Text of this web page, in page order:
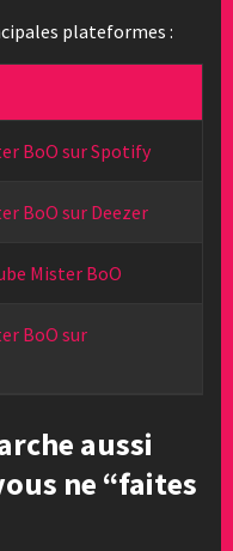
plateformes :
BoO sur Spotify
BoO sur Deezer
Mister BoO
BoO sur
aussi
ne “faites